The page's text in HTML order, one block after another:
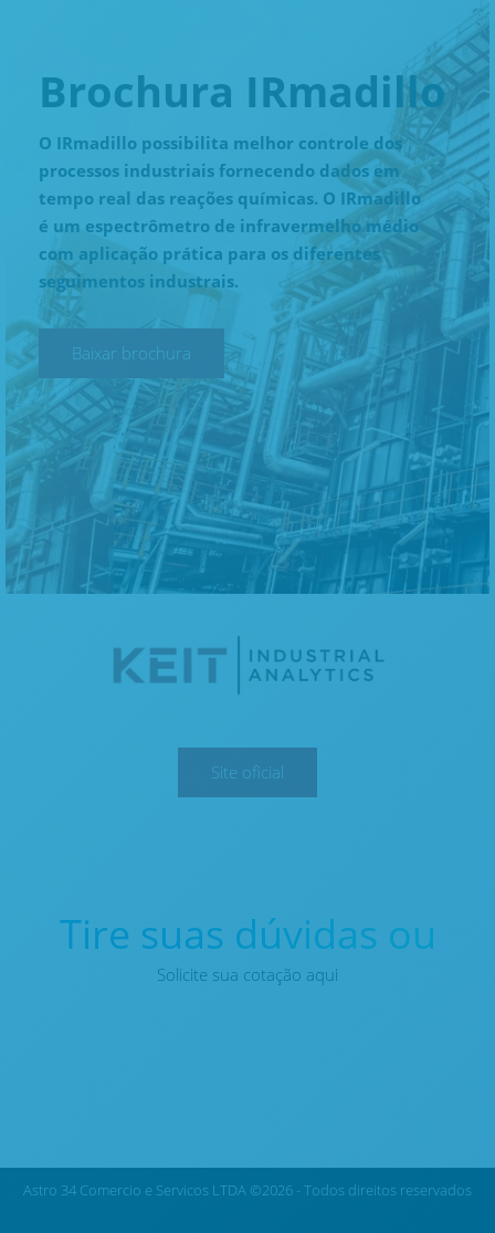
Brochura IRmadillo
O IRmadillo possibilita melhor controle dos
processos industriais fornecendo dados em
tempo real das reações químicas. O IRmadillo
é um espectrômetro de infravermelho médio
com aplicação prática para os diferentes
seguimentos industrais.
Baixar brochura
Site oficial
Tire suas dúvidas ou
Solicite sua cotação aqui
Astro 34 Comercio e Servicos LTDA ©2026 - Todos direitos reservados